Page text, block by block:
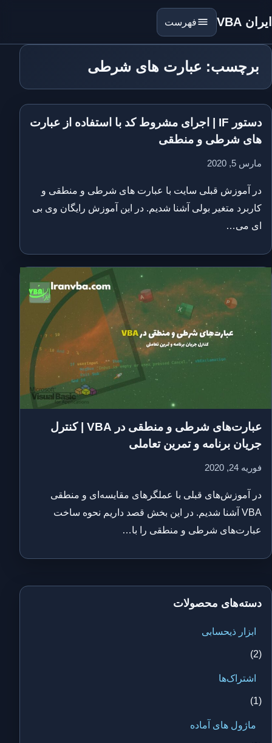
ایران VBA فهرست
برچسب: عبارت های شرطی
دستور IF | اجرای مشروط کد با استفاده از عبارت
های شرطی و منطقی
مارس 5, 2020
در آموزش قبلی سایت با عبارت های شرطی و منطقی و
کاربرد متغیر بولی آشنا شدیم. در این آموزش رایگان وی بی
ای می…
عبارت‌های شرطی و منطقی در VBA | کنترل
جریان برنامه و تمرین تعاملی
فوریه 24, 2020
در آموزش‌های قبلی با عملگرهای مقایسه‌ای و منطقی
VBA آشنا شدیم. در این بخش قصد داریم نحوه ساخت
عبارت‌های شرطی و منطقی را با…
دسته‌های محصولات
ابزار ذیحسابی
(2)
اشتراک‌ها
(1)
ماژول های آماده